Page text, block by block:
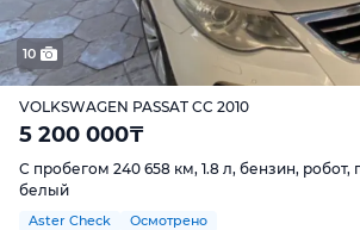
10
VOLKSWAGEN PASSAT CC 2010
5 200 000₸
С пробегом 240 658 км, 1.8 л, бензин, робот,
белый
Aster Check Осмотрено